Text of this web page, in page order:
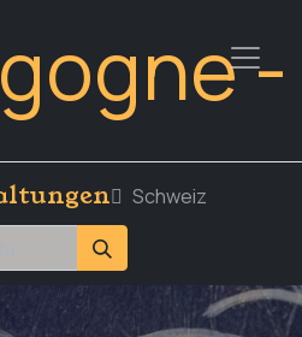
Schweiz